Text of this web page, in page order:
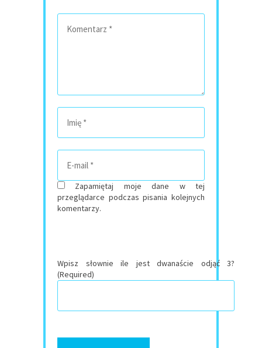
Zapamiętaj moje dane w tej
przeglądarce podczas pisania kolejnych
komentarzy.
Wpisz słownie ile jest dwanaście odjąć 3?
(Required)